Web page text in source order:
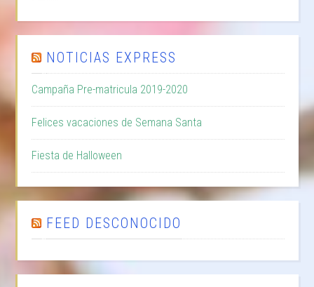
NOTICIAS EXPRESS
Campaña Pre-matricula 2019-2020
Felices vacaciones de Semana Santa
Fiesta de Halloween
FEED DESCONOCIDO